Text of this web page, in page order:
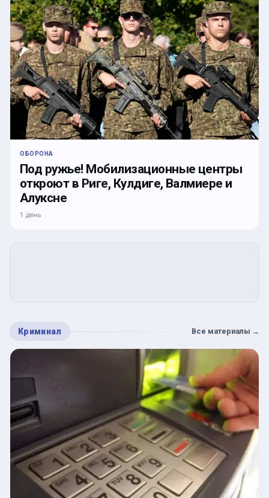
ОБОРОНА
Под ружье! Мобилизационные центры
откроют в Риге, Кулдиге, Валмиере и
Алуксне
1 день
Криминал Все материалы →